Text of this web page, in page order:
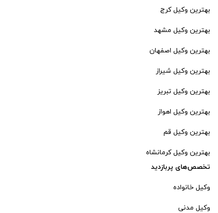
بهترین وکیل کرج
بهترین وکیل مشهد
بهترین وکیل اصفهان
بهترین وکیل شیراز
بهترین وکیل تبریز
بهترین وکیل اهواز
بهترین وکیل قم
بهترین وکیل کرمانشاه
تخصص‌های پربازدید
وکیل خانواده
وکیل مدنی